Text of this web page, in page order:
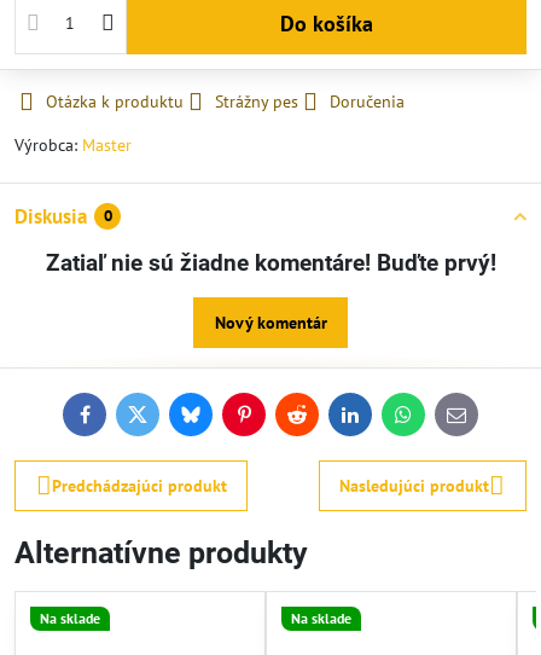
Do košíka
Otázka k produktu Strážny pes
Doručenia
Výrobca: Master
Diskusia 0
Zatiaľ nie sú žiadne komentáre! Buďte prvý!
Nový komentár
FacebookTwitterBlueskyPinterestReddit LinkedInWhatsApp
E-
mail
Predchádzajúci produkt Nasledujúci produkt
Alternatívne produkty
Na sklade Na sklade